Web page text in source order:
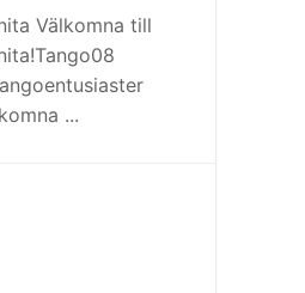
Välkomna till
...